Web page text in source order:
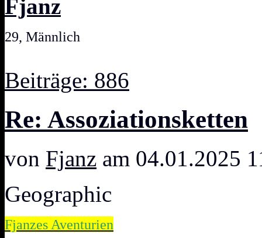
Fjanz
29, Männlich
Beiträge: 886
Re: Assoziationsketten
von Fjanz am 04.01.2025
Geographic
Fjanzes Aventurien